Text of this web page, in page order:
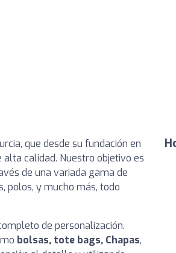
que desde su fundación en
alta calidad. Nuestro objetivo es
de una variada gama de
polos, y mucho más, todo
de personalización.
bolsas, tote bags, Chapas,